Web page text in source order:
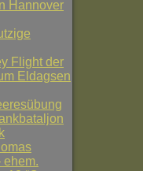
Hannover
Flight der
Eldagsen
ehem.